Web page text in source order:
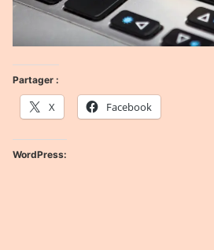
Partager :
X Facebook
WordPress: